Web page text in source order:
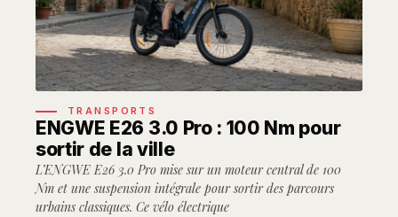
TRANSPORTS
ENGWE E26 3.0 Pro : 100 Nm pour
sortir de la ville
L’ENGWE E26 3.0 Pro mise sur un moteur central de 100
Nm et une suspension intégrale pour sortir des parcours
urbains classiques. Ce vélo électrique